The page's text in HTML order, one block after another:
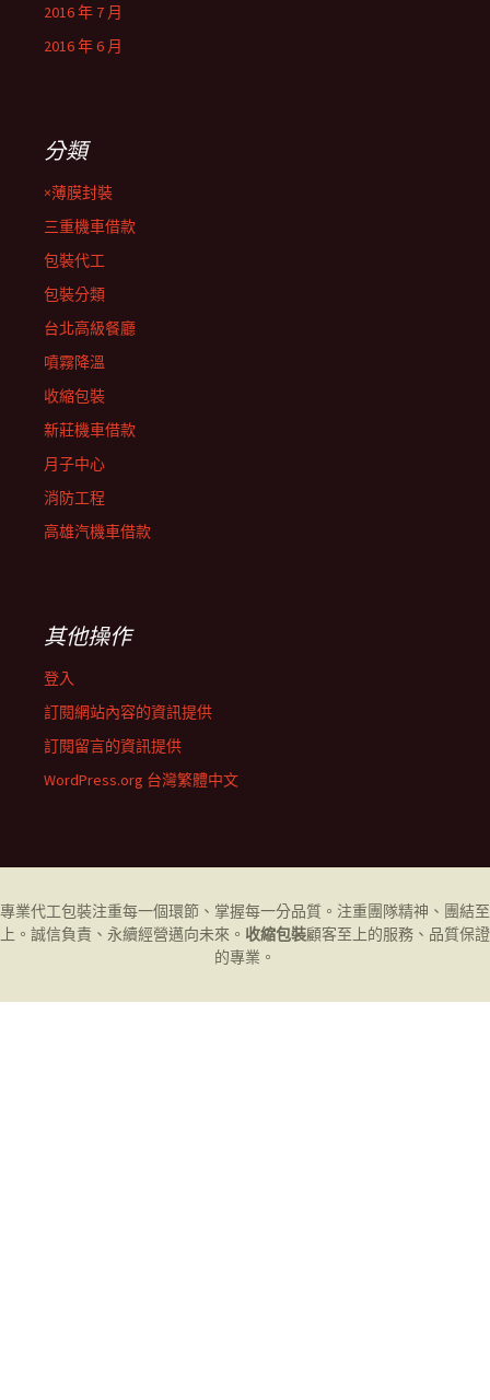
2016 年 7 月
2016 年 6 月
分類
×薄膜封裝
三重機車借款
包裝代工
包裝分類
台北高級餐廳
噴霧降溫
收縮包裝
新莊機車借款
月子中心
消防工程
高雄汽機車借款
其他操作
登入
訂閱網站內容的資訊提供
訂閱留言的資訊提供
WordPress.org 台灣繁體中文
專業代工包裝注重每一個環節、掌握每一分品質。注重團隊精神、團結至
上。誠信負責、永續經營邁向未來。 收縮包裝顧客至上的服務、品質保證
的專業。